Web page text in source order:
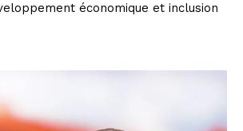
économique et inclusion